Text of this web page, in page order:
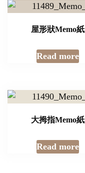
屋形狀Memo紙
Read more
大拇指Memo紙
Read more